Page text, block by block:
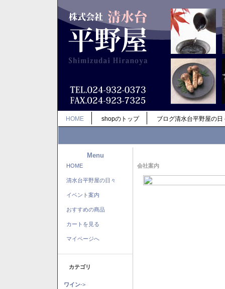
HOME shopのトップ ブログ清水台平野屋の日
Menu
HOME
清水台平野屋の日々
イベント案内
おすすめの商品
カートを見る
マイページへ
カテゴリ
ワイン->
会社案内